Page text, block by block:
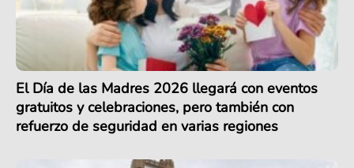
El Día de las Madres 2026 llegará con eventos
gratuitos y celebraciones, pero también con
refuerzo de seguridad en varias regiones